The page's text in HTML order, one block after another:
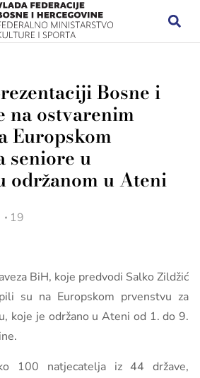
Bosne i
na ostvarenim
Europskom
seniore u
održanom u Ateni
19
BiH, koje predvodi Salko Zildžić
su na Europskom prvenstvu za
koje je održano u Ateni od 1. do 9.
100 natjecatelja iz 44 države,